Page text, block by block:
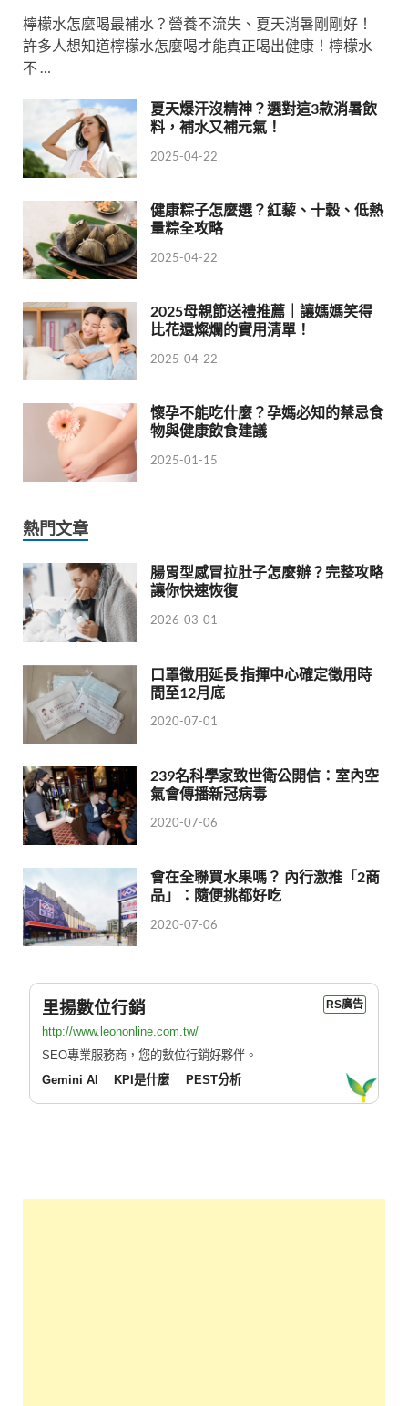
檸檬水怎麼喝最補水？營養不流失、夏天消暑剛剛好！
許多人想知道檸檬水怎麼喝才能真正喝出健康！檸檬水
不 …
夏天爆汗沒精神？選對這3款消暑飲
料，補水又補元氣！
2025-04-22
健康粽子怎麼選？紅藜、十穀、低熱
量粽全攻略
2025-04-22
2025母親節送禮推薦｜讓媽媽笑得
比花還燦爛的實用清單！
2025-04-22
懷孕不能吃什麼？孕媽必知的禁忌食
物與健康飲食建議
2025-01-15
熱門文章
腸胃型感冒拉肚子怎麼辦？完整攻略
讓你快速恢復
2026-03-01
口罩徵用延長 指揮中心確定徵用時
間至12月底
2020-07-01
239名科學家致世衛公開信：室內空
氣會傳播新冠病毒
2020-07-06
會在全聯買水果嗎？ 內行激推「2商
品」：隨便挑都好吃
2020-07-06
里揚數位行銷 RS廣告
http://www.leononline.com.tw/
SEO專業服務商，您的數位行銷好夥伴。
Gemini AI
KPI是什麼 PEST分析